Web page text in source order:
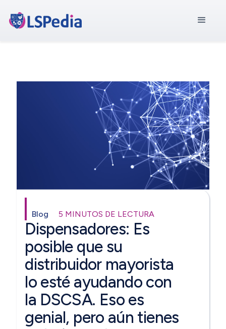
Blog 5 MINUTOS DE LECTURA
Dispensadores: Es
posible que su
distribuidor mayorista
lo esté ayudando con
la DSCSA. Eso es
genial, pero aún tienes